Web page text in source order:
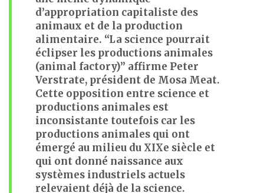
d’appropriation capitaliste des
animaux et de la production
alimentaire. “La science pourrait
éclipser les productions animales
(animal factory)” affirme Peter
Verstrate, président de Mosa Meat.
Cette opposition entre science et
productions animales est
inconsistante toutefois car les
productions animales qui ont
émergé au milieu du XIXe siècle et
qui ont donné naissance aux
systèmes industriels actuels
relevaient déjà de la science.